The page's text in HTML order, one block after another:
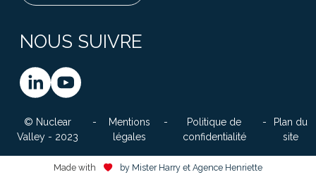
NOUS SUIVRE
© Nuclear
Valley - 2023
Mentions
légales
Politique de
confidentialité
Plan du
site
Made with by Mister Harry et Agence Henriette